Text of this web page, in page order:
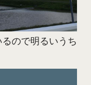
ので明るいうち